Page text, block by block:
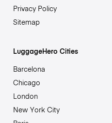
Privacy Policy
Sitemap
LuggageHero Cities
Barcelona
Chicago
London
New York City